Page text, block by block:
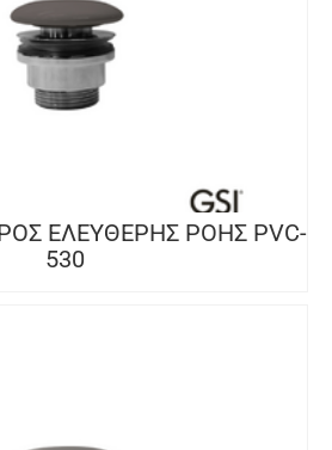
ΕΛΕΥΘΕΡΗΣ ΡΟΗΣ PVC-
530